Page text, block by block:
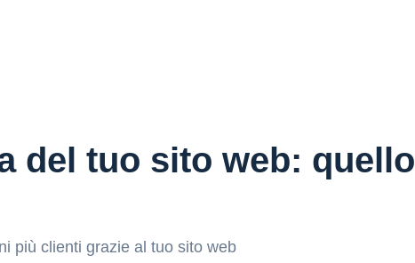
del tuo sito web:
più clienti grazie al tuo sito web